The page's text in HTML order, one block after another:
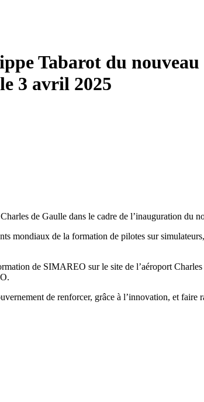
Tabarot du
3 avril 2025
de Gaulle dans le cadre de l’inauguration du
mondiaux de la formation de pilotes sur
de SIMAREO sur le site de l’aéroport
de renforcer, grâce à l’innovation, et faire